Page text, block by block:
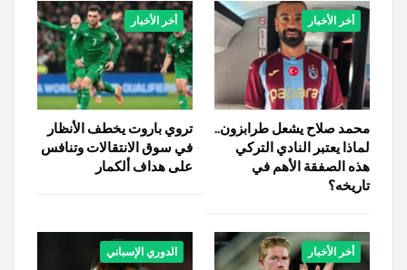
أخر الأخبار
محمد صلاح يشعل طرابزون..
لماذا يعتبر النادي التركي
هذه الصفقة الأهم في
تاريخه؟
أخر الأخبار
تروي باروت يخطف الأنظار
في سوق الانتقالات وتنافس
على هداف ألكمار
أخر الأخبار الدوري الإسباني